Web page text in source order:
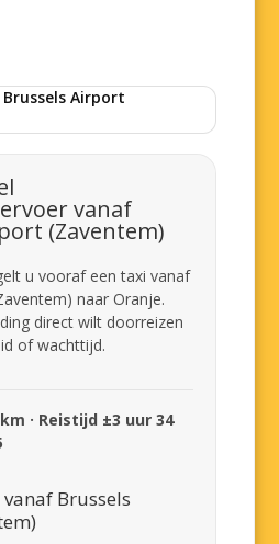
Airport
vanaf
(Zaventem)
u vooraf een taxi vanaf
naar Oranje.
direct wilt doorreizen
of wachttijd.
· Reistijd ±3 uur 34
Brussels